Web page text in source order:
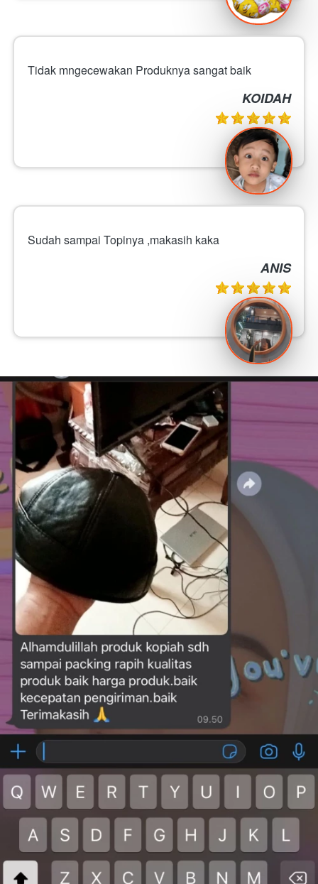
Tidak mngecewakan Produknya sangat baik
KOIDAH
Sudah sampai Topinya ,makasih kaka
ANIS